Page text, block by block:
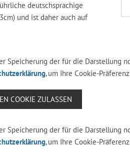
deutschsprachige
und ist daher auch auf
Speicherung der für die Darstellung
, um Ihre Cookie-
COOKIE ZULASSEN
Speicherung der für die Darstellung
, um Ihre Cookie-